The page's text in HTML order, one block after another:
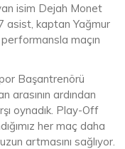
isim Dejah Monet
asist, kaptan Yağmur
maçın
Başantrenörü
arasının ardından
oynadık. Play-Off
her maç daha
artmasını sağlıyor.